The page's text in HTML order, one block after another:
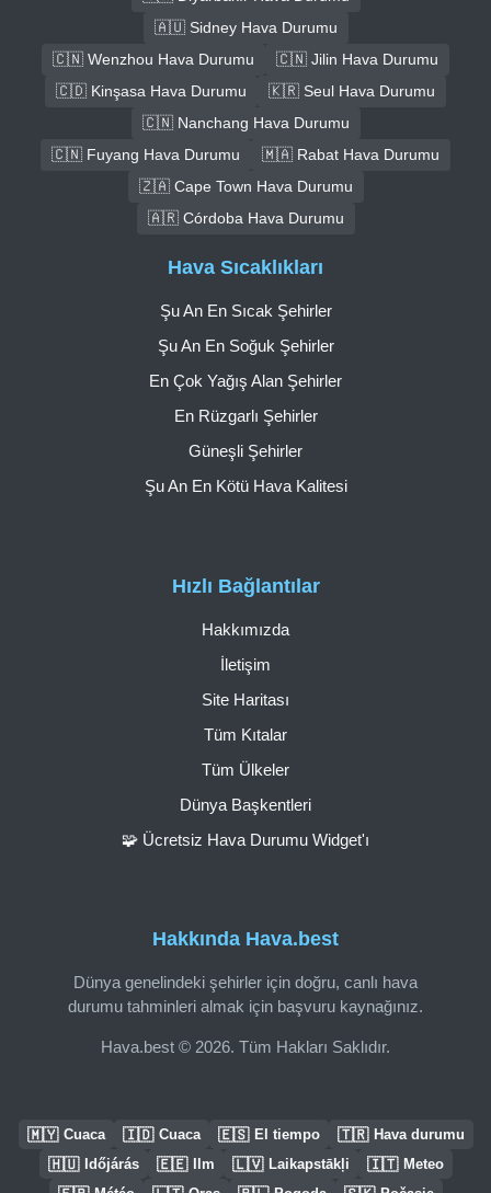
🇦🇺 Sidney Hava Durumu
🇨🇳 Wenzhou Hava Durumu
🇨🇳 Jilin Hava Durumu
🇨🇩 Kinşasa Hava Durumu
🇰🇷 Seul Hava Durumu
🇨🇳 Nanchang Hava Durumu
🇨🇳 Fuyang Hava Durumu
🇲🇦 Rabat Hava Durumu
🇿🇦 Cape Town Hava Durumu
🇦🇷 Córdoba Hava Durumu
Hakkında Hava.best
Dünya genelindeki şehirler için doğru, canlı hava
durumu tahminleri almak için başvuru kaynağınız.
Hava.best © 2026. Tüm Hakları Saklıdır.
Hızlı Bağlantılar
Hakkımızda
İletişim
Site Haritası
Tüm Kıtalar
Tüm Ülkeler
Dünya Başkentleri
🧩 Ücretsiz Hava Durumu Widget'ı
Hava Sıcaklıkları
Şu An En Sıcak Şehirler
Şu An En Soğuk Şehirler
En Çok Yağış Alan Şehirler
En Rüzgarlı Şehirler
Güneşli Şehirler
Şu An En Kötü Hava Kalitesi
🇲🇾 Cuaca 🇮🇩 Cuaca 🇪🇸 El tiempo 🇹🇷 Hava durumu
🇭🇺 Időjárás 🇪🇪 Ilm 🇱🇻 Laikapstākļi 🇮🇹 Meteo